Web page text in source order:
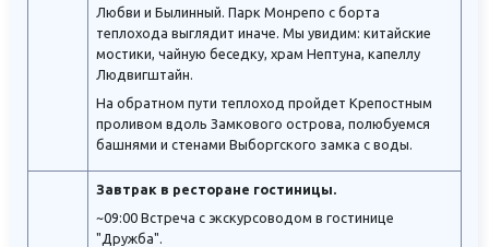
Любви и Былинный. Парк Монрепо с борта
теплохода выглядит иначе. Мы увидим: китайские
мостики, чайную беседку, храм Нептуна, капеллу
Людвигштайн.
На обратном пути теплоход пройдет Крепостным
проливом вдоль Замкового острова, полюбуемся
башнями и стенами Выборгского замка с воды.
Завтрак в ресторане гостиницы.
~09:00 Встреча с экскурсоводом в гостинице
"Дружба".